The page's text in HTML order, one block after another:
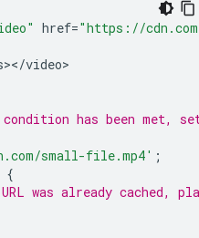
href="https://
></video>
has been met,
small-file.mp4' ;
{
was already cached,